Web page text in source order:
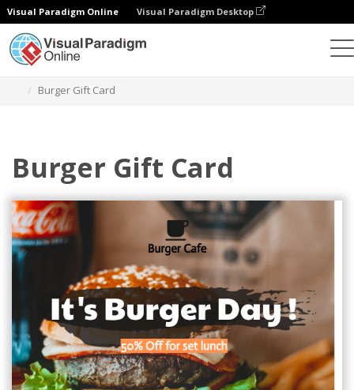
Visual Paradigm Online Visual Paradigm Desktop
Burger Gift Card
Burger Gift Card